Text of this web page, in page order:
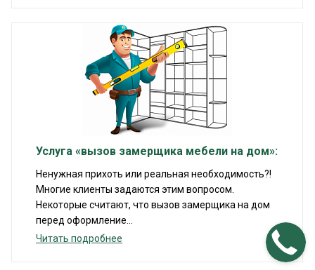
Услуга «вызов замерщика мебели на дом»:
Ненужная прихоть или реальная необходимость?!
Многие клиенты задаются этим вопросом.
Некоторые считают, что вызов замерщика на дом
перед оформление...
Читать подробнее